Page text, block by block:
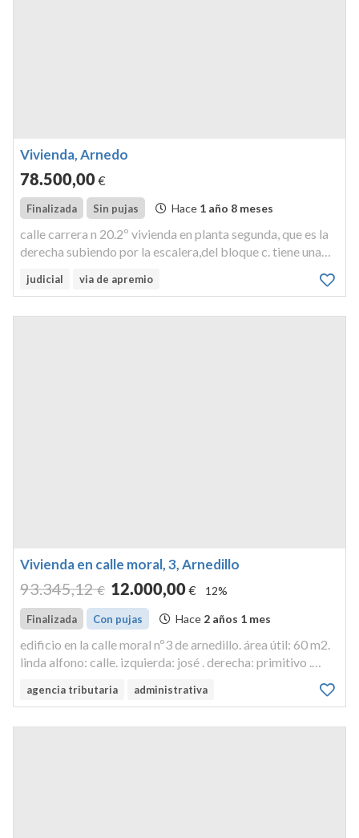
Vivienda, Arnedo
78.500,00€
Finalizada Sin pujas Hace 1 año 8 meses
calle carrera n 20.2º vivienda en planta segunda, que es la
derecha subiendo por la escalera,del bloque c. tiene una
cuadradosy se compone de vestíbulo, cocina-comedor,
judicial via de apremio
Vivienda en calle moral, 3, Arnedillo
93.345,12 € 12.000,00€ 12%
Finalizada Con pujas Hace 2 años 1 mes
edificio en la calle moral nº3 de arnedillo. área útil: 60 m2.
linda alfono: calle. izquierda: josé . derecha: primitivo .
agencia tributaria administrativa